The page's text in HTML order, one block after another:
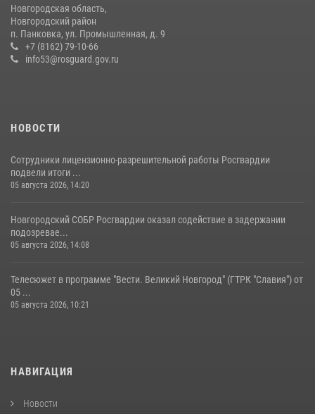
04 августа 2026, 11:42
Новгородские росгвардейцы рассказали о службе детям из летнего
лагеря «Волынь»
Новгородская область,
Новгородский район
п. Панковка, ул. Промышленная, д. 9
+7 (8162) 79-10-66
info53@rosguard.gov.ru
НОВОСТИ
Сотрудники лицензионно-разрешительной работы Росгвардии
подвели итоги ...
05 августа 2026, 14:20
Новгородский СОБР Росгвардии оказал содействие в задержании
подозревае...
05 августа 2026, 14:08
Телесюжет в программе "Вести. Великий Новгород" (ГТРК "Славия") от
05 ...
05 августа 2026, 10:21
НАВИГАЦИЯ
Новости